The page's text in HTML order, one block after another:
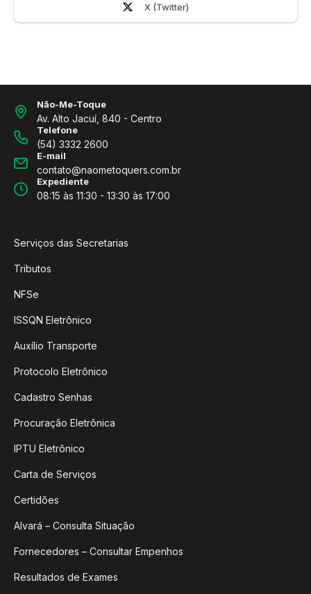
X (Twitter)
Não-Me-Toque
Av. Alto Jacuí, 840 - Centro
Telefone
(54) 3332 2600
E-mail
contato@naometoquers.com.br
Expediente
08:15 às 11:30 - 13:30 às 17:00
Serviços das Secretarias
Tributos
NFSe
ISSQN Eletrônico
Auxílio Transporte
Protocolo Eletrônico
Cadastro Senhas
Procuração Eletrônica
IPTU Eletrônico
Carta de Serviços
Certidões
Alvará – Consulta Situação
Fornecedores – Consultar Empenhos
Resultados de Exames